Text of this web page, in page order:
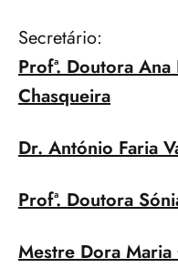
Secretário:
Profª. Doutora
Chasqueira
Dr. António Faria
Profª. Doutora
Mestre Dora Maria